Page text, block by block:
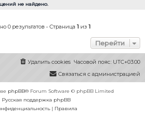
не найдено.
0 результатов • Страница 1из 1
Перейти
Часовой пояс: UTC+03:00
Удалить cookies
Связаться с администрацией
phpBB® Forum Software © phpBB Limited
Русская поддержка phpBB
| Правила